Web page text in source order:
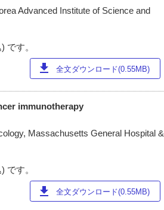
Advanced Institute of Science and
です。
download 全文ダウンロード(0.55MB)
immunotherapy
Massachusetts General Hospital &
です。
download 全文ダウンロード(0.55MB)